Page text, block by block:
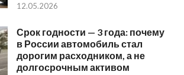
12.05.2026
Срок годности — 3 года: почему
в России автомобиль стал
дорогим расходником, а не
долгосрочным активом